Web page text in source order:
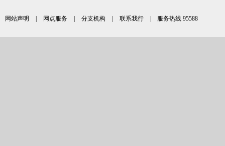
网站声明 网点服务 分支机构 联系我行 | 服务热线 95588